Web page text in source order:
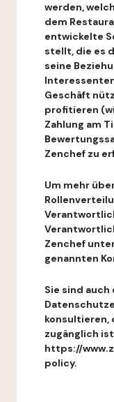
werden,
dem
entwickelte
stellt, die es
seine
Geschäft
profitieren
Zahlung am
Zenchef zu
Um mehr
Zenchef
genannten
Sie sind auch
konsultieren,
zugänglich
https://
policy.